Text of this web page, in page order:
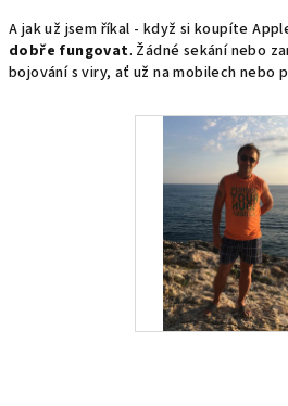
A jak už jsem říkal - když si koupíte
dobře fungovat. Žádné sekání nebo
bojování s viry, ať už na mobilech nebo